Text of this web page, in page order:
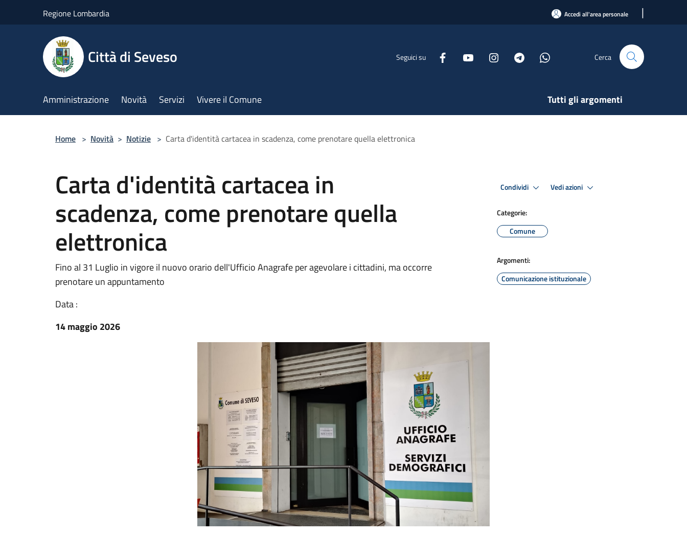
Regione Lombardia Accedi all'area personale |
Città di Seveso Seguici su Cerca
Amministrazione Novità Servizi Vivere il Comune Tutti gli argomenti
Home > Novità > Notizie > Carta d'identità cartacea in scadenza, come prenotare quella elettronica
Carta d'identità cartacea in
scadenza, come prenotare quella
elettronica
Fino al 31 Luglio in vigore il nuovo orario dell'Ufficio Anagrafe per agevolare i cittadini, ma occorre
prenotare un appuntamento
Data :
14 maggio 2026
Condividi Vedi azioni
Categorie:
Comune
Argomenti:
Comunicazione istituzionale